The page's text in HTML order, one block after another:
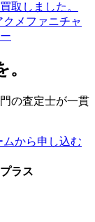
取しました。
クメファニチャ
の査定士が一貫
ムから申し込む
ラス